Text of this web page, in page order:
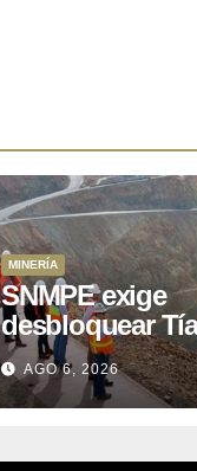
MINERÍA
SNMPE exige
desbloquear
el proyecto de
US$1.400M
lleva 15 años
AGO 6, 2026